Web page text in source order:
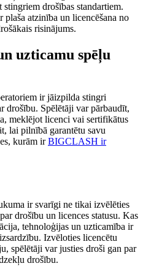
drošības standartiem.
plaša atzinība un licencēšana no
risinājums.
uzticamu spēļu
ir jāizpilda stingri
drošību. Spēlētāji var pārbaudīt,
meklējot licenci vai sertifikātus
lai pilnībā garantētu savu
kurām irBIGCLASH ir
ir svarīgi ne tikai izvēlēties
drošību un licences statusu. Kas
tehnoloģijas un uzticamība ir
Izvēloties licencētu
spēlētāji var justies droši gan par
drošību.